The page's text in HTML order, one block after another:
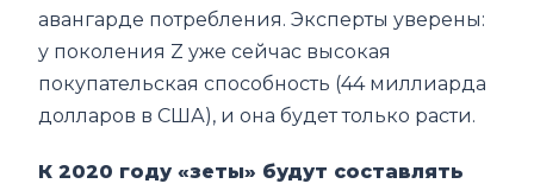
авангарде потребления. Эксперты уверены:
у поколения Z уже сейчас высокая
покупательская способность (44 миллиарда
долларов в США), и она будет только расти.
К 2020 году «зеты» будут составлять